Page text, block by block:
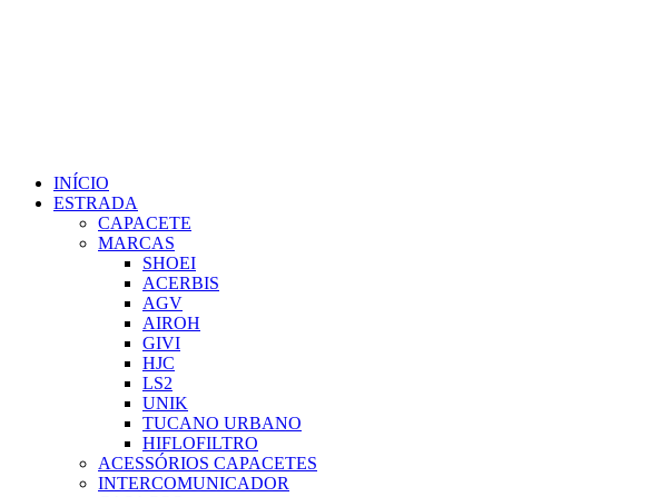
INÍCIO
ESTRADA
CAPACETE
MARCAS
SHOEI
ACERBIS
AGV
AIROH
GIVI
HJC
LS2
UNIK
TUCANO URBANO
HIFLOFILTRO
ACESSÓRIOS CAPACETES
INTERCOMUNICADOR